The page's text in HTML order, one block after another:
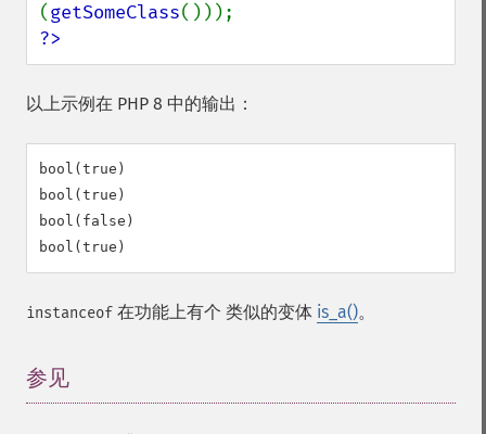
(getSomeClass
?>
以上示例在 PHP 8 中的输出：
bool(true)
bool(true)
bool(false)
instanceof 在功能上有个 类似的变体 is_a()。
参见